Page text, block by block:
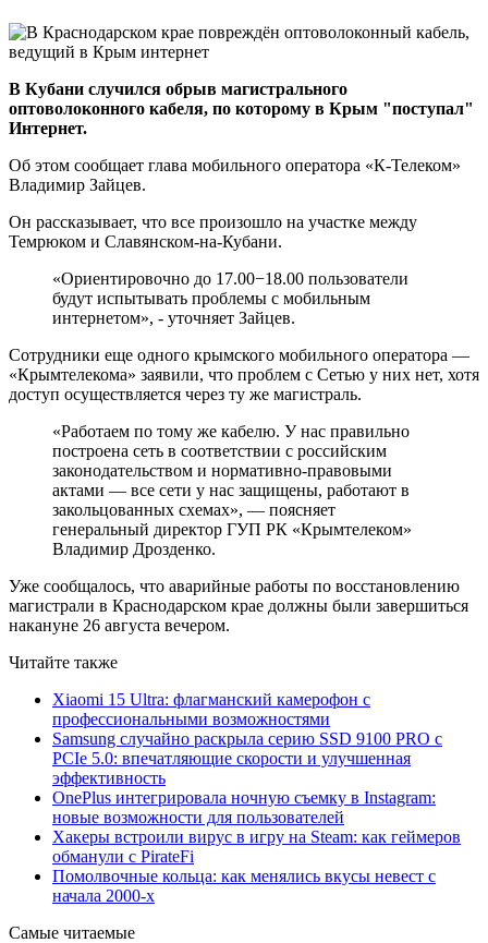
В Кубани случился обрыв магистрального
оптоволоконного кабеля, по которому в Крым "поступал"
Интернет.
Об этом сообщает глава мобильного оператора «К-Телеком»
Владимир Зайцев.
Он рассказывает, что все произошло на участке между
Темрюком и Славянском-на-Кубани.
«Ориентировочно до 17.00−18.00 пользователи
будут испытывать проблемы с мобильным
интернетом», - уточняет Зайцев.
Сотрудники еще одного крымского мобильного оператора —
«Крымтелекома» заявили, что проблем с Сетью у них нет, хотя
доступ осуществляется через ту же магистраль.
«Работаем по тому же кабелю. У нас правильно
построена сеть в соответствии с российским
законодательством и нормативно-правовыми
актами — все сети у нас защищены, работают в
закольцованных схемах», — поясняет
генеральный директор ГУП РК «Крымтелеком»
Владимир Дрозденко.
Уже сообщалось, что аварийные работы по восстановлению
магистрали в Краснодарском крае должны были завершиться
накануне 26 августа вечером.
Читайте также
Xiaomi 15 Ultra: флагманский камерофон с
профессиональными возможностями
Samsung случайно раскрыла серию SSD 9100 PRO с
PCIe 5.0: впечатляющие скорости и улучшенная
эффективность
OnePlus интегрировала ночную съемку в Instagram:
новые возможности для пользователей
Хакеры встроили вирус в игру на Steam: как геймеров
обманули с PirateFi
Помолвочные кольца: как менялись вкусы невест с
начала 2000-х
Самые читаемые